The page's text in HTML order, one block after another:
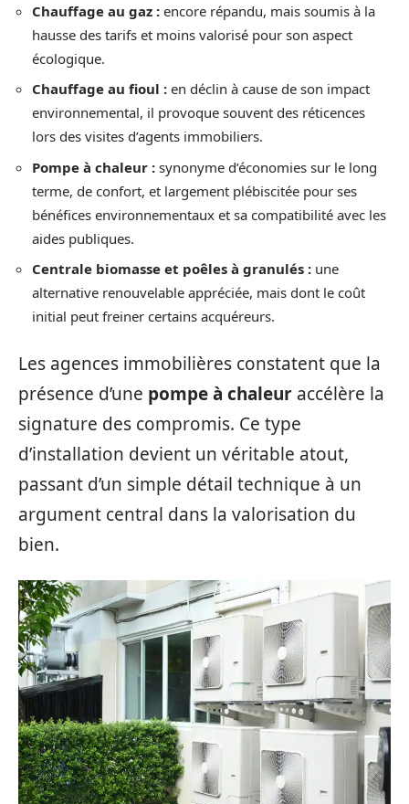
Chauffage au gaz : encore répandu, mais soumis à la
hausse des tarifs et moins valorisé pour son aspect
écologique.
Chauffage au fioul : en déclin à cause de son impact
environnemental, il provoque souvent des réticences
lors des visites d’agents immobiliers.
Pompe à chaleur : synonyme d’économies sur le long
terme, de confort, et largement plébiscitée pour ses
bénéfices environnementaux et sa compatibilité avec les
aides publiques.
Centrale biomasse et poêles à granulés : une
alternative renouvelable appréciée, mais dont le coût
initial peut freiner certains acquéreurs.
Les agences immobilières constatent que la
présence d’une pompe à chaleur accélère la
signature des compromis. Ce type
d’installation devient un véritable atout,
passant d’un simple détail technique à un
argument central dans la valorisation du
bien.